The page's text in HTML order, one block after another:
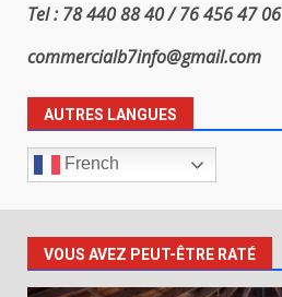
Tel : 78 440 88 40 / 76 456 47 06
commercialb7info@gmail.com
AUTRES LANGUES
French
VOUS AVEZ PEUT-ÊTRE RATÉ